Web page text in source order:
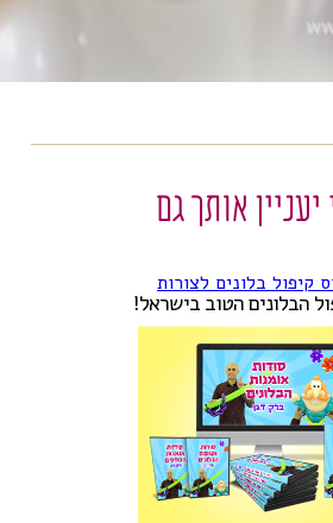
יעניין אותך גם
הבלונים הטוב בישראל!